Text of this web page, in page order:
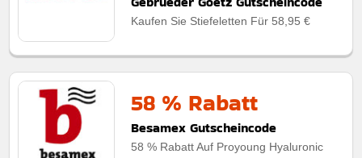
Kaufen Sie Stiefeletten Für 58,95 €
58 % Rabatt
Besamex Gutscheincode
58 % Rabatt Auf Proyoung Hyaluronic